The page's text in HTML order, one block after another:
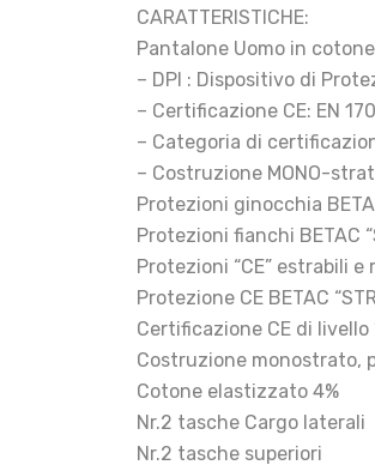
CARATTERISTICHE:
Pantalone Uomo in
– DPI : Dispositivo di
– Certificazione CE: EN
– Categoria di
– Costruzione MONO-
Protezioni ginocchia
Protezioni fianchi BETAC
Protezioni “CE” estrabili
Protezione CE BETAC
Certificazione CE di livello
Costruzione monostrato,
Cotone elastizzato 4%
Nr.2 tasche Cargo laterali
Nr.2 tasche superiori